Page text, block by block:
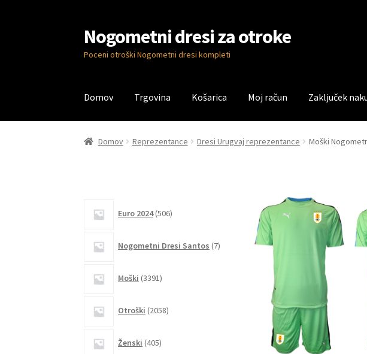
Skip
to
navigation
Skip
to
content
Nogometni dresi za otroke
Poceni otroški Nogometni dresi kompleti
Domov Trgovina Košarica Moj račun Zaključek
Domov BlogKontaktiraj nas Košarica Moj račun Trgovina Zaključek
Domov Reprezentance Dresi Urugvaj reprezentance Moški
Euro 2024 506izdelkov
Nogometni Dresi Santos 7izdelkov
Moški 3391izdelkov
Otroški 2058izdelkov
Ženski 405izdelkov